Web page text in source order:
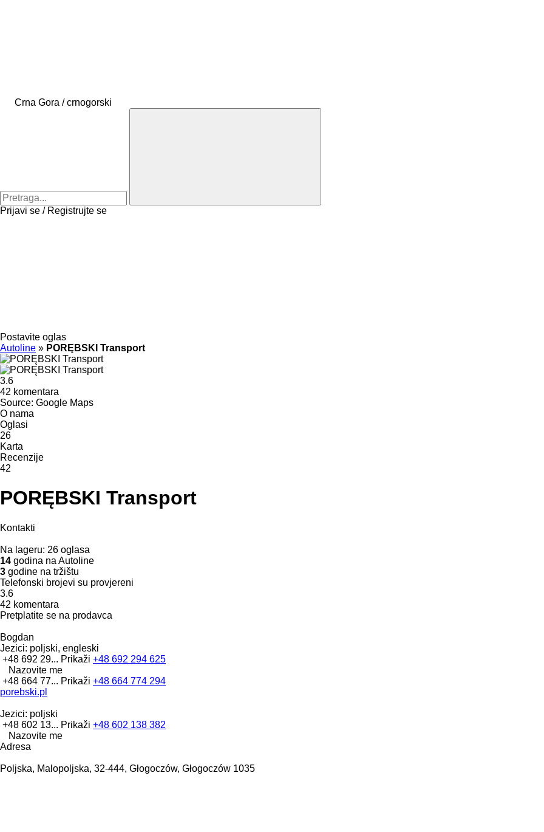
Crna Gora / crnogorski
Prijavi se / Registrujte se
Postavite oglas
Autoline » PORĘBSKI Transport
3.6
42 komentara
Source: Google Maps
O nama
Oglasi
26
Karta
Recenzije
42
PORĘBSKI Transport
Kontakti
Na lageru: 26 oglasa
14 godina na Autoline
3 godine na tržištu
Telefonski brojevi su provjereni
3.6
42 komentara
Pretplatite se na prodavca
Bogdan
Jezici: poljski, engleski
+48 692 29... Prikaži +48 692 294 625
Nazovite me
+48 664 77... Prikaži +48 664 774 294
porebski.pl
Jezici: poljski
+48 602 13... Prikaži +48 602 138 382
Nazovite me
Adresa
Poljska, Malopoljska, 32-444, Głogoczów, Głogoczów 1035